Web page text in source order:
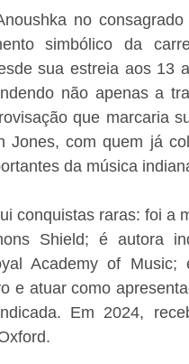
no
simbólico da
sua estreia aos 13
não apenas a
que marcaria
Jones, com quem já
da música
conquistas raras: foi a
Shield; é autora
Academy of
e atuar como
Em 2024,